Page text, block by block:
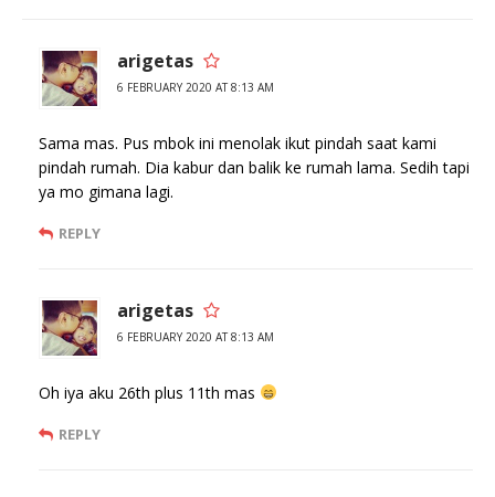
arigetas
6 FEBRUARY 2020 AT 8:13 AM
Sama mas. Pus mbok ini menolak ikut pindah saat kami
pindah rumah. Dia kabur dan balik ke rumah lama. Sedih tapi
ya mo gimana lagi.
REPLY
arigetas
6 FEBRUARY 2020 AT 8:13 AM
Oh iya aku 26th plus 11th mas
REPLY